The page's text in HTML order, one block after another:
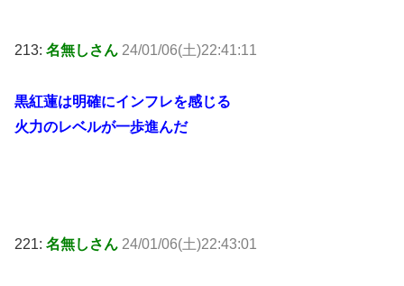
213: 名無しさん 24/01/06(土)22:41:11
黒紅蓮は明確にインフレを感じる
火力のレベルが一歩進んだ
221: 名無しさん 24/01/06(土)22:43:01